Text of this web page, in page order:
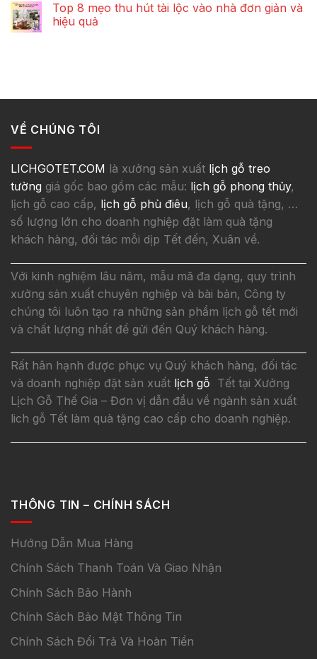
Top 8 mẹo thu hút tài lộc vào nhà đơn giản và
hiệu quả
VỀ CHÚNG TÔI
LICHGOTET.COM là xưởng sản xuất lịch gỗ treo
tường giá gốc bao gồm các mẫu: lịch gỗ phong thủy,
lịch gỗ cao cấp, lịch gỗ phù điêu, lịch gỗ quà tặng, …
số lượng lớn cho doanh nghiệp đặt làm quà tặng
khách hàng, đối tác mỗi dịp Tết đến, Xuân về.
Với kinh nghiệm lâu năm, mẫu mã đa dạng, quy trình
xưởng sản xuất chuyên nghiệp và bài bản, Công ty
chúng tôi luôn tạo ra những sản phẩm lịch gỗ tết mới
và chất lượng nhất để gửi đến Quý khách hàng.
Rất hân hạnh được phục vụ Quý khách hàng, đối tác
và doanh nghiệp đặt sản xuất lịch gỗ Tết tại Xưởng
Lịch Gỗ Thế Gia – Đơn vị dẫn đầu về ngành sản xuất
lich gỗ Tết làm quà tặng cao cấp cho doanh nghiệp.
THÔNG TIN – CHÍNH SÁCH
Hướng Dẫn Mua Hàng
Chính Sách Thanh Toán Và Giao Nhận
Chính Sách Bảo Hành
Chính Sách Bảo Mật Thông Tin
Chính Sách Đổi Trả Và Hoàn Tiền